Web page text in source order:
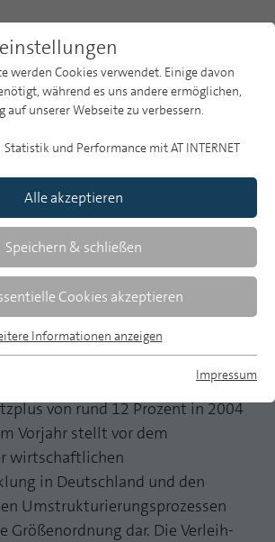
Videonutzung 2004
trotz Strukturwandels und
in der Videobranche hält an. Ein
von rund 12 Prozent in 2004
Vorjahr stellt vor dem
wirtschaftlichen
in Deutschland und den
Umstrukturierungsprozessen
Größenordnung dar. Die Verleih-
werden Cookies verwendet. Einige davon
während es uns andere ermöglichen,
auf unserer Webseite zu verbessern.
Statistik und Performance mit AT INTERNET
Alle akzeptieren
Speichern & schließen
Cookies akzeptieren
werden für grundlegende Funktionen der
funktioniert.
TYPO3
Session
Informationen anzeigen
mit AT INTERNET
LÖSUNG
Informationen anzeigen
Impressum